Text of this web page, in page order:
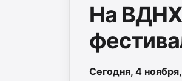
На ВДНХ
Сегодня, 4